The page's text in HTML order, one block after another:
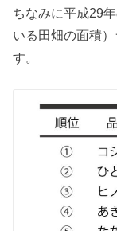
ちなみに平成29
いる田畑の面積
す。